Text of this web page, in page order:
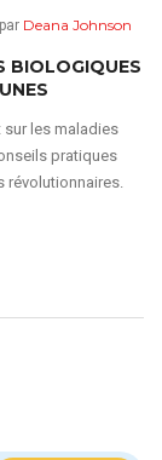
Deana Johnson
BIOLOGIQUES
sur les maladies
pratiques
révolutionnaires.